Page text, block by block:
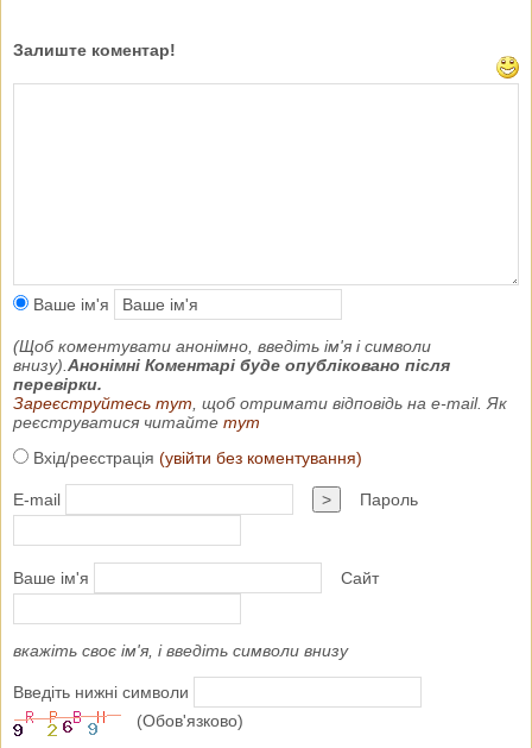
Залиште коментар!
Ваше ім'я
(Щоб коментувати анонімно, введіть ім'я і символи
внизу). Анонімні Коментарі буде опубліковано після
перевірки.
Зареєструйтесь тут , щоб отримати відповідь на e-mail. Як
реєструватися читайте тут
Вхід/реєстрація (увійти без коментування)
E-mail > Пароль
Ваше ім'я Сайт
вкажіть своє ім'я, і введіть символи внизу
Введіть нижні символи
(Обов'язково)